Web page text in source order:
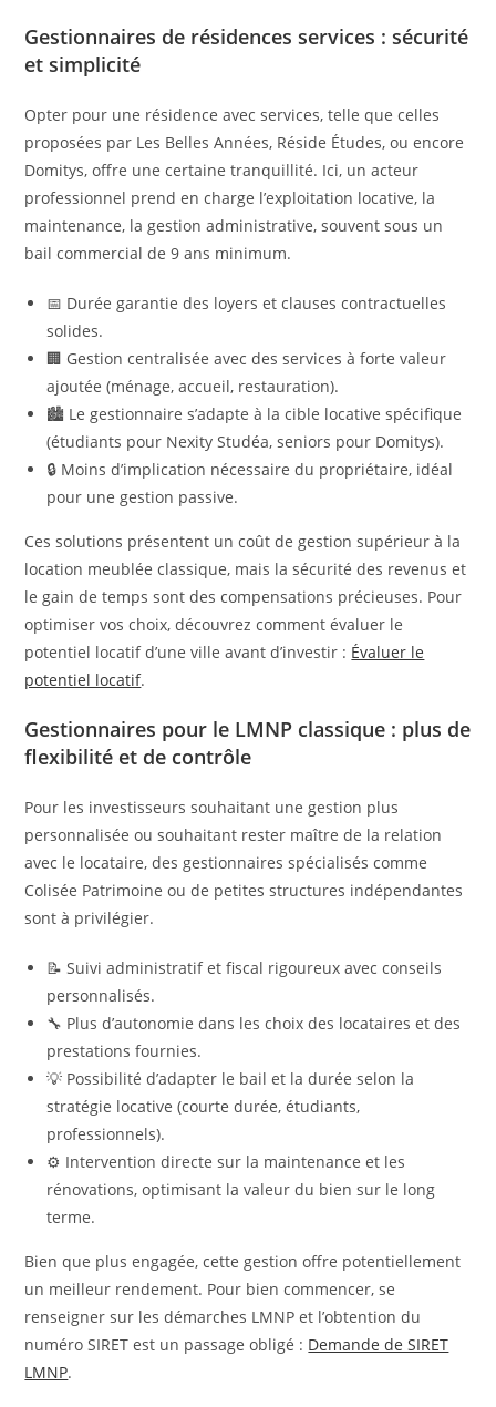
Gestionnaires de résidences services : sécurité
et simplicité
Opter pour une résidence avec services, telle que celles
proposées par Les Belles Années, Réside Études, ou encore
Domitys, offre une certaine tranquillité. Ici, un acteur
professionnel prend en charge l’exploitation locative, la
maintenance, la gestion administrative, souvent sous un
bail commercial de 9 ans minimum.
📅 Durée garantie des loyers et clauses contractuelles
solides.
🏢 Gestion centralisée avec des services à forte valeur
ajoutée (ménage, accueil, restauration).
🏙️ Le gestionnaire s’adapte à la cible locative spécifique
(étudiants pour Nexity Studéa, seniors pour Domitys).
🔒 Moins d’implication nécessaire du propriétaire, idéal
pour une gestion passive.
Ces solutions présentent un coût de gestion supérieur à la
location meublée classique, mais la sécurité des revenus et
le gain de temps sont des compensations précieuses. Pour
optimiser vos choix, découvrez comment évaluer le
potentiel locatif d’une ville avant d’investir : Évaluer le
potentiel locatif.
Gestionnaires pour le LMNP classique : plus de
flexibilité et de contrôle
Pour les investisseurs souhaitant une gestion plus
personnalisée ou souhaitant rester maître de la relation
avec le locataire, des gestionnaires spécialisés comme
Colisée Patrimoine ou de petites structures indépendantes
sont à privilégier.
📝 Suivi administratif et fiscal rigoureux avec conseils
personnalisés.
🔧 Plus d’autonomie dans les choix des locataires et des
prestations fournies.
💡 Possibilité d’adapter le bail et la durée selon la
stratégie locative (courte durée, étudiants,
professionnels).
⚙️ Intervention directe sur la maintenance et les
rénovations, optimisant la valeur du bien sur le long
terme.
Bien que plus engagée, cette gestion offre potentiellement
un meilleur rendement. Pour bien commencer, se
renseigner sur les démarches LMNP et l’obtention du
numéro SIRET est un passage obligé : Demande de SIRET
LMNP.